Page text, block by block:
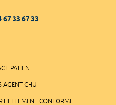
67 33 67 33
PATIENT
AGENT CHU
CONFORME